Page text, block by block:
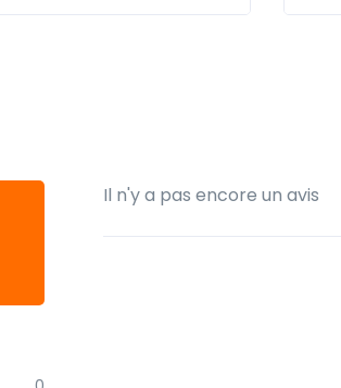
Il n'y a pas encore un avis